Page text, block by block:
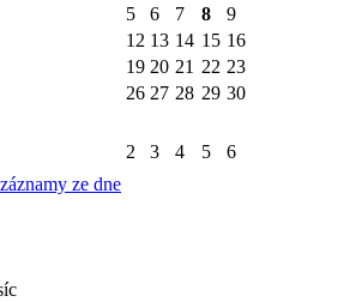
5 6 7 8
9
12 13 14 15 16
19 20 21 22 23
26 27 28 29 30
ze dne
2 3 4 5 6